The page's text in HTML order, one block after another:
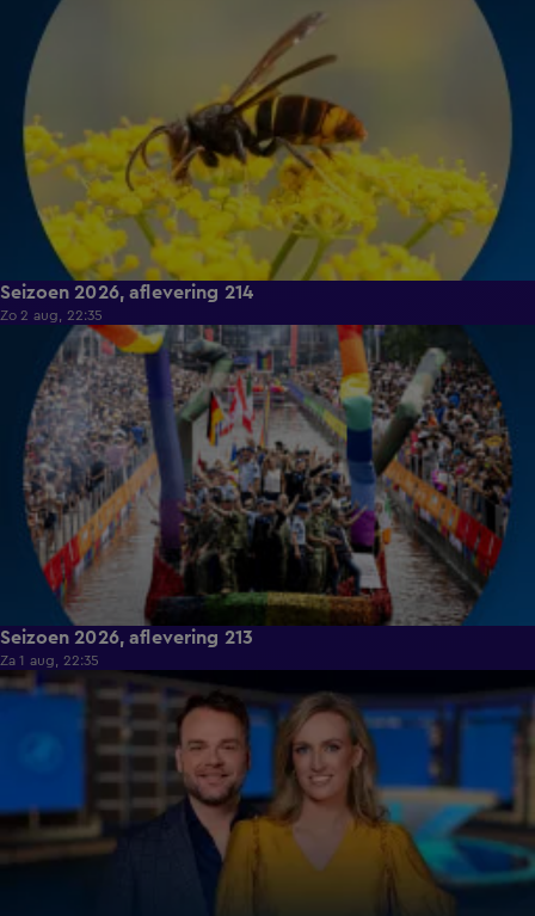
Seizoen 2026, aflevering 214
Zo 2 aug, 22:35
Seizoen 2026, aflevering 213
Za 1 aug, 22:35
18:45